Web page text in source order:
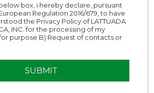
box, i hereby declare, pursuant
Regulation 2016/679, to have
the Privacy Policy of LATTUADA
INC. for the processing of my
purpose B) Request of contacts or